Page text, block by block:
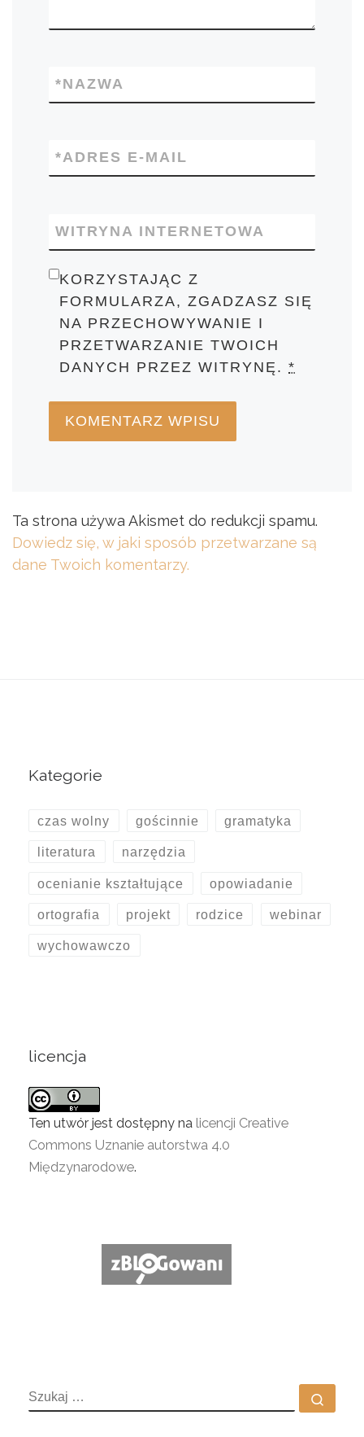
NAZWA
*
ADRES E-MAIL
*
WITRYNA INTERNETOWA
KORZYSTAJĄC Z
FORMULARZA, ZGADZASZ SIĘ
NA PRZECHOWYWANIE I
PRZETWARZANIE TWOICH
DANYCH PRZEZ WITRYNĘ.*
Ta strona używa Akismet do redukcji spamu.
Dowiedz się, w jaki sposób przetwarzane są
dane Twoich komentarzy.
Kategorie
czas wolny gościnnie gramatyka
literatura narzędzia
ocenianie kształtujące opowiadanie
ortografia projekt rodzice webinar
wychowawczo
licencja
Ten utwór jest dostępny na licencji Creative
Commons Uznanie autorstwa 4.0
Międzynarodowe.
SZUKAJ